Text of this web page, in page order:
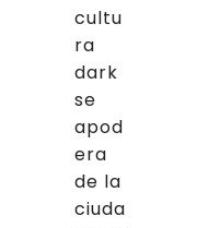
cultu
ra
dark
se
apod
era
de la
ciuda